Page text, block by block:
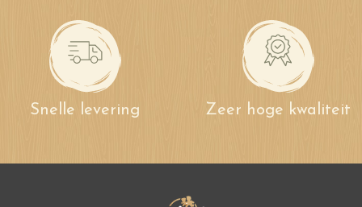
Snelle levering Zeer hoge kwaliteit